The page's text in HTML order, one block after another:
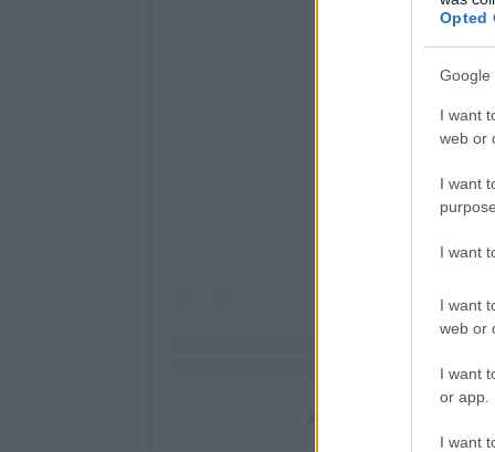
Opted
Google
I want
web or
I want
I want
I want
web or
I want
or app.
I want